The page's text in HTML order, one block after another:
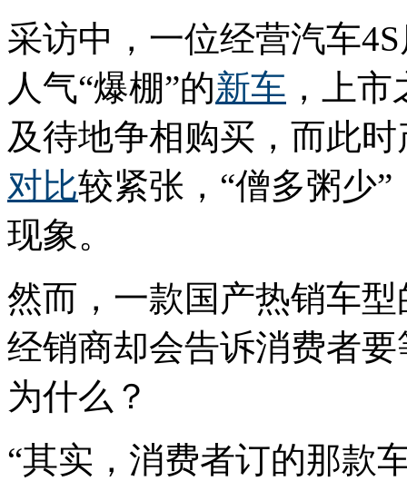
采访中，一位经营汽车
人气“爆棚”的新车 ，上
及待地争相购买，而此
对比较紧张，“僧多粥少
现象。
然而，一款国产热销车
经销商却会告诉消费者
为什么？
“其实，消费者订的那款